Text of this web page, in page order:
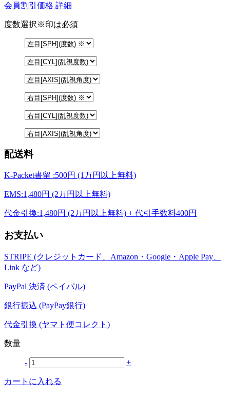
会員割引価格 詳細
度数選択※印は必須
配送料
K-Packet書留 :500円 (1万円以上無料)
EMS:1,480円 (2万円以上無料)
代金引換:1,480円 (2万円以上無料) + 代引手数料400円
お支払い
STRIPE (クレジットカード、Amazon・Google・Apple Pay、
Link など)
PayPal 決済 (ペイパル)
銀行振込 (PayPay銀行)
代金引換 (ヤマト便コレクト)
数量
- +
カートに入れる